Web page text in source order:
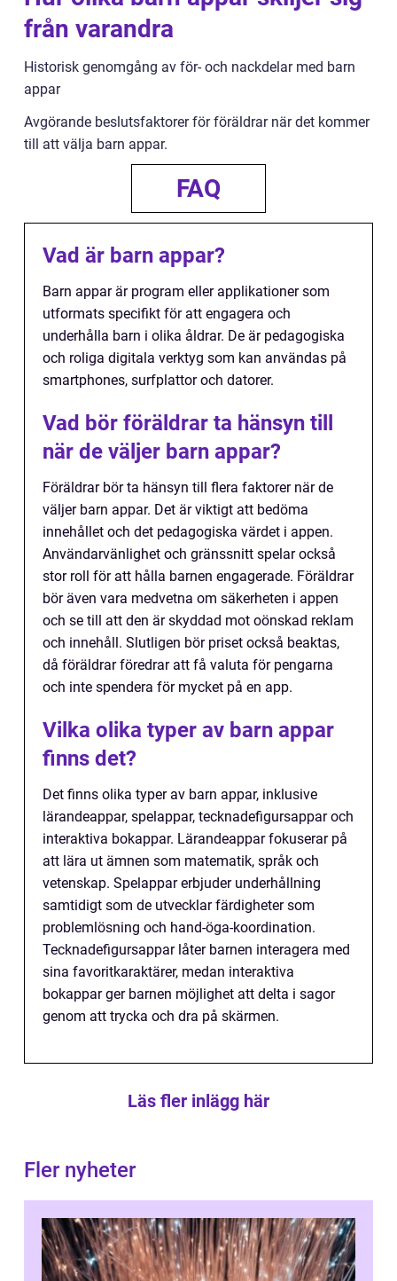
från varandra
Historisk genomgång av för- och nackdelar med barn
appar
Avgörande beslutsfaktorer för föräldrar när det kommer
till att välja barn appar.
FAQ
Vad är barn appar?
Barn appar är program eller applikationer som
utformats specifikt för att engagera och
underhålla barn i olika åldrar. De är pedagogiska
och roliga digitala verktyg som kan användas på
smartphones, surfplattor och datorer.
Vad bör föräldrar ta hänsyn till
när de väljer barn appar?
Föräldrar bör ta hänsyn till flera faktorer när de
väljer barn appar. Det är viktigt att bedöma
innehållet och det pedagogiska värdet i appen.
Användarvänlighet och gränssnitt spelar också
stor roll för att hålla barnen engagerade. Föräldrar
bör även vara medvetna om säkerheten i appen
och se till att den är skyddad mot oönskad reklam
och innehåll. Slutligen bör priset också beaktas,
då föräldrar föredrar att få valuta för pengarna
och inte spendera för mycket på en app.
Vilka olika typer av barn appar
finns det?
Det finns olika typer av barn appar, inklusive
lärandeappar, spelappar, tecknadefigursappar och
interaktiva bokappar. Lärandeappar fokuserar på
att lära ut ämnen som matematik, språk och
vetenskap. Spelappar erbjuder underhållning
samtidigt som de utvecklar färdigheter som
problemlösning och hand-öga-koordination.
Tecknadefigursappar låter barnen interagera med
sina favoritkaraktärer, medan interaktiva
bokappar ger barnen möjlighet att delta i sagor
genom att trycka och dra på skärmen.
Läs fler inlägg här
Fler nyheter